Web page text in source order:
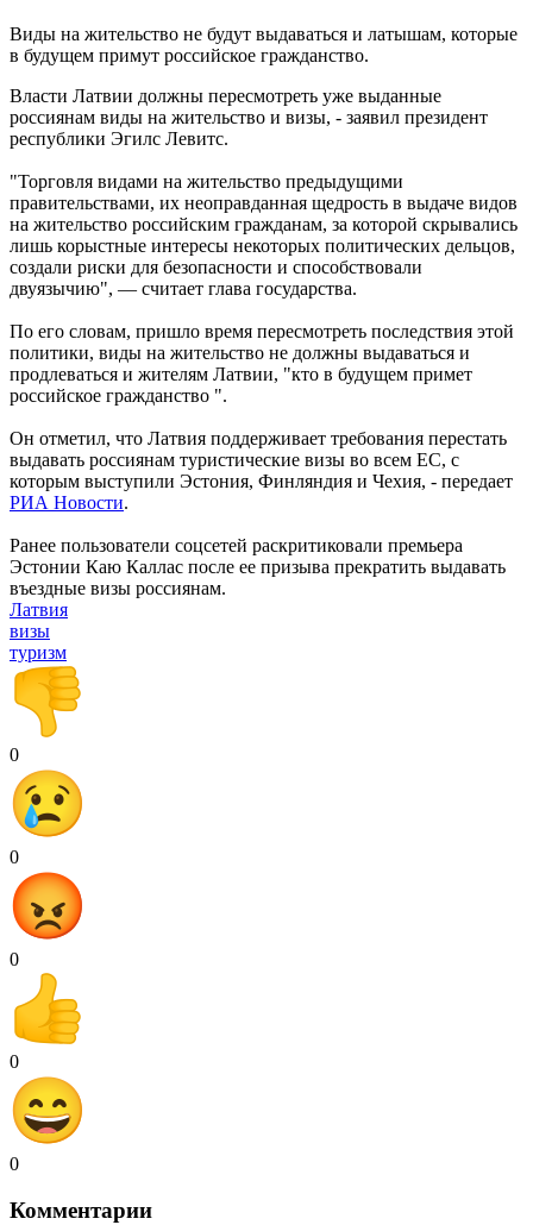
Виды на жительство не будут выдаваться и латышам, которые
в будущем примут российское гражданство.
Власти Латвии должны пересмотреть уже выданные
россиянам виды на жительство и визы, - заявил президент
республики Эгилс Левитс.
"Торговля видами на жительство предыдущими
правительствами, их неоправданная щедрость в выдаче видов
на жительство российским гражданам, за которой скрывались
лишь корыстные интересы некоторых политических дельцов,
создали риски для безопасности и способствовали
двуязычию", — считает глава государства.
По его словам, пришло время пересмотреть последствия этой
политики, виды на жительство не должны выдаваться и
продлеваться и жителям Латвии, "кто в будущем примет
российское гражданство ".
Он отметил, что Латвия поддерживает требования перестать
выдавать россиянам туристические визы во всем ЕС, с
которым выступили Эстония, Финляндия и Чехия, - передает
РИА Новости.
Ранее пользователи соцсетей раскритиковали премьера
Эстонии Каю Каллас после ее призыва прекратить выдавать
въездные визы россиянам.
Латвия
визы
туризм
0
0
0
0
0
Комментарии